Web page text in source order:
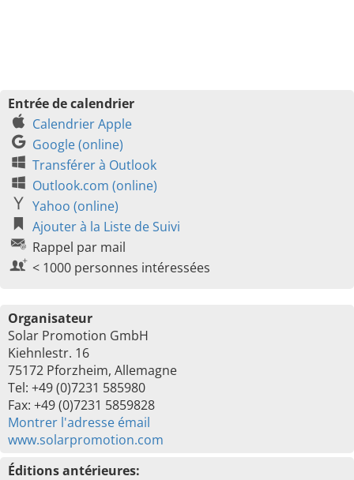
Entrée de calendrier
Calendrier Apple
Google (online)
Transférer à Outlook
Outlook.com (online)
Yahoo (online)
Ajouter à la Liste de Suivi
Rappel par mail
< 1000 personnes intéressées
Organisateur
Solar Promotion GmbH
Kiehnlestr. 16
75172 Pforzheim, Allemagne
Tel: +49 (0)7231 585980
Fax: +49 (0)7231 5859828
Montrer l'adresse émail
www.solarpromotion.com
Éditions antérieures: